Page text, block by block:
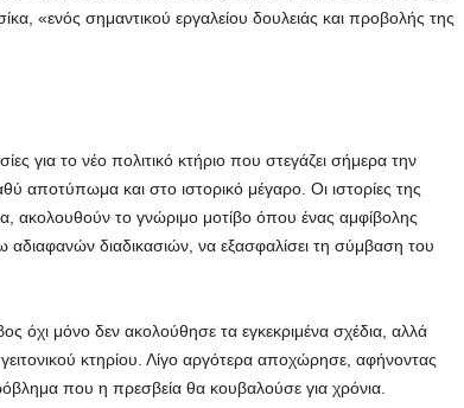
«ενός σημαντικού εργαλείου δουλειάς και προβολής της
για το νέο πολιτικό κτήριο που στεγάζει σήμερα την
αποτύπωμα και στο ιστορικό μέγαρο. Οι ιστορίες της
ακολουθούν το γνώριμο μοτίβο όπου ένας αμφίβολης
αδιαφανών διαδικασιών, να εξασφαλίσει τη σύμβαση του
όχι μόνο δεν ακολούθησε τα εγκεκριμένα σχέδια, αλλά
κτηρίου. Λίγο αργότερα αποχώρησε, αφήνοντας
που η πρεσβεία θα κουβαλούσε για χρόνια.